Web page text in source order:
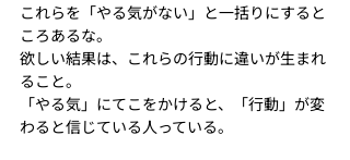
これらを「やる気がない」と一括りにすると
ころあるな。
欲しい結果は、これらの行動に違いが生まれ
ること。
「やる気」にてこをかけると、「行動」が変
わると信じている人っている。